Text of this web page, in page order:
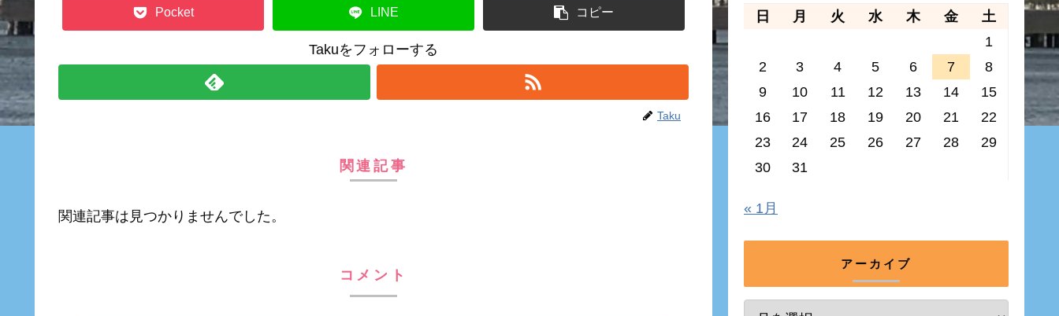
Pocket LINE コピー
Takuをフォローする
Taku
関連記事
関連記事は見つかりませんでした。
コメント
日
月 火 水 木 金
土
1
2
3 4 5 6 7
8
9
10 11 12 13 14
15
16
17 18 19 20 21
22
23
24 25 26 27 28
29
30
31
« 1月
アーカイブ